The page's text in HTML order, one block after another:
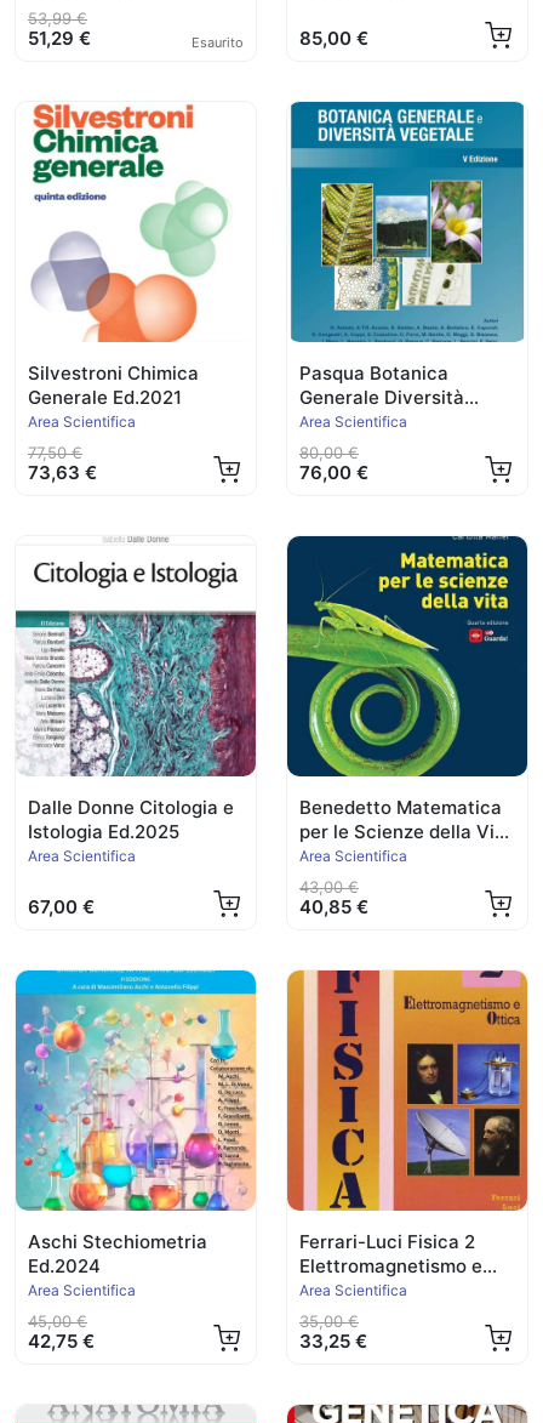
53,99 €
51,29 € Esaurito 85,00 €
Silvestroni Chimica
Generale Ed.2021
Area Scientifica
77,50 €
73,63 €
Pasqua Botanica
Generale Diversità
Vegetale Ed.2025
Area Scientifica
80,00 €
76,00 €
Dalle Donne Citologia e
Istologia Ed.2025
Area Scientifica
67,00 €
Benedetto Matematica
per le Scienze della Vita
Ed.2025
Area Scientifica
43,00 €
40,85 €
Aschi Stechiometria
Ed.2024
Area Scientifica
45,00 €
42,75 €
Ferrari-Luci Fisica 2
Elettromagnetismo e
Ottica
Area Scientifica
35,00 €
33,25 €